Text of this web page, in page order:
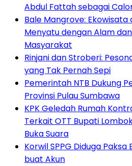
Abdul Fattah sebagai
Bale Mangrove:
Menyatu dengan Alam
Masyarakat
Rinjani dan Stroberi:
yang Tak Pernah Sepi
Pemerintah NTB Dukung
Provinsi Pulau Sumbawa
KPK Geledah Rumah
Terkait OTT Bupati
Buka Suara
Korwil SPPG Diduga
buat Akun